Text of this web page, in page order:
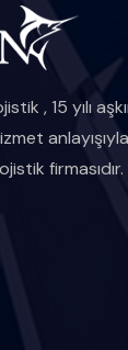
, 15 yılı
firmasıdır.